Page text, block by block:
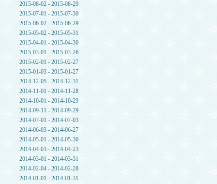
2015-08-02 - 2015-08-29
2015-07-01 - 2015-07-30
2015-06-02 - 2015-06-29
2015-05-02 - 2015-05-31
2015-04-01 - 2015-04-30
2015-03-01 - 2015-03-26
2015-02-01 - 2015-02-27
2015-01-03 - 2015-01-27
2014-12-05 - 2014-12-31
2014-11-01 - 2014-11-28
2014-10-01 - 2014-10-29
2014-09-11 - 2014-09-29
2014-07-01 - 2014-07-03
2014-06-03 - 2014-06-27
2014-05-01 - 2014-05-30
2014-04-03 - 2014-04-23
2014-03-01 - 2014-03-31
2014-02-04 - 2014-02-28
2014-01-01 - 2014-01-31